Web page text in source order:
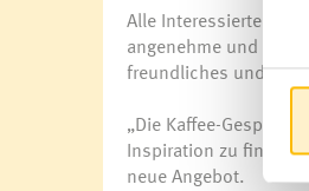
Alle Interessierten ab
angenehme und
freundliches und
„Die Kaffee-
Inspiration zu finden
neue Angebot.